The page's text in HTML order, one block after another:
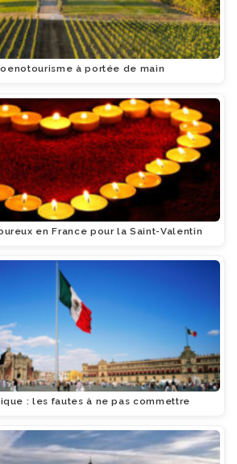
à portée de main
en France pour la Saint-Valentin
: les fautes à ne pas commettre